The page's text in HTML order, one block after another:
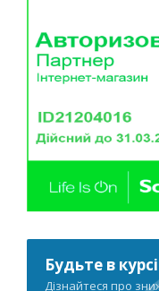
Октава
Sevaeco
Seva-Mix
Seva Fresh
Cerasprint
Медисон
Сарта
Абия
Хром/Золото
Чёрный
Чёрный
Чёрный/Хром
Черный
Медь
Зеленый
Будьте в
Дізнайтеся про